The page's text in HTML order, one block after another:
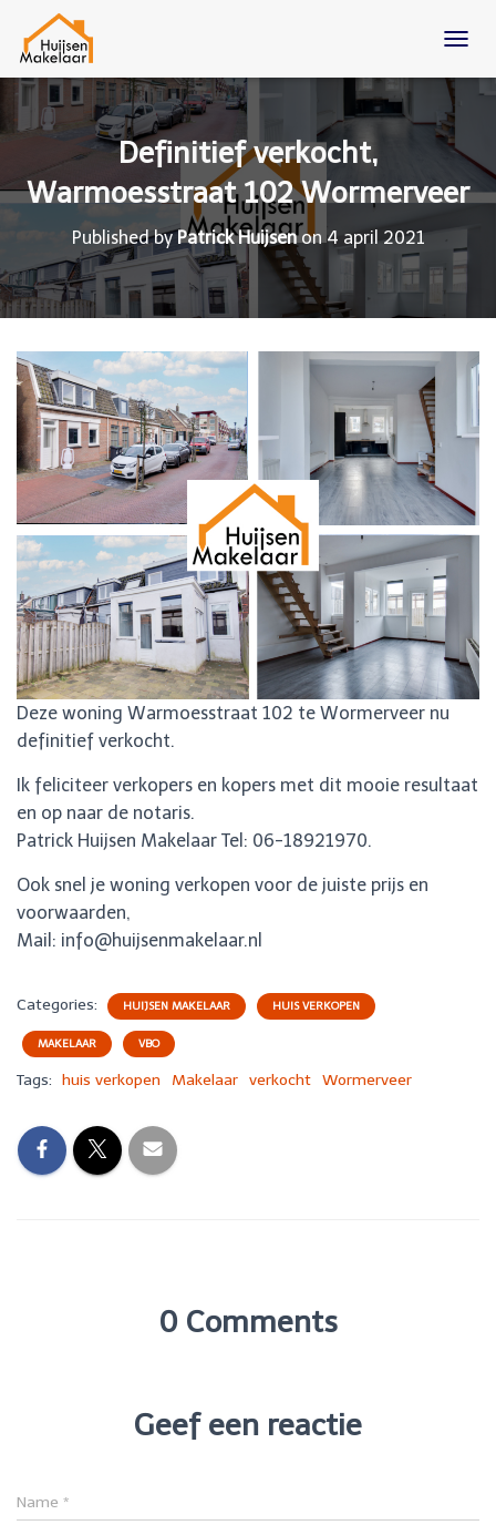
O
E
A
I
G
O
Definitief verkocht,
Warmoesstraat 102 Wormerveer
Published byPatrick Huijsenon4 april 2021
Deze woning Warmoesstraat 102 te Wormerveer nu
definitief verkocht.
Ik feliciteer verkopers en kopers met dit mooie resultaat
en op naar de notaris.
Patrick Huijsen Makelaar Tel: 06-18921970.
Ook snel je woning verkopen voor de juiste prijs en
voorwaarden,
Mail: info@huijsenmakelaar.nl
Categories: HUIJSEN MAKELAAR HUIS VERKOPEN
MAKELAAR VBO
Tags: huis verkopen Makelaar verkocht Wormerveer
0 Comments
Geef een reactie
Name *